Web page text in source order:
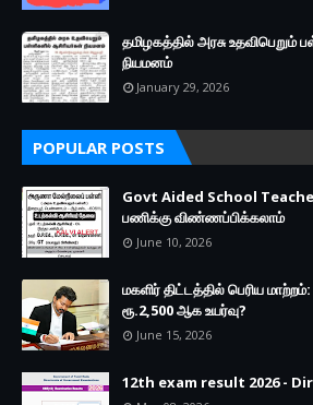
தமிழகத்தில் அரசு உதவிபெறும்
நியமனம்
January 29, 2026
POPULAR POSTS
Govt Aided School
பணிக்கு விண்ணப்பிக்கலாம்
June 10, 2026
மகளிர் திட்டத்தில் பெரிய
ரூ.2,500 ஆக உயர்வு?
June 15, 2026
12th exam result 2026 -